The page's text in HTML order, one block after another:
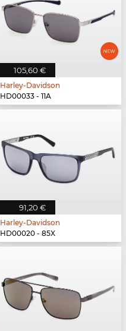
105,60 €
Harley-Davidson
HD00033 - 11A
91,20 €
Harley-Davidson
HD00020 - 85X